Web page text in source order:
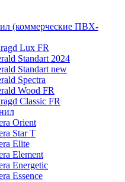
(коммерческие ПВХ-
Lux FR
Standart 2024
Standart new
Spectra
Wood FR
Classic FR
Orient
Star T
Elite
Element
Energetic
Essence